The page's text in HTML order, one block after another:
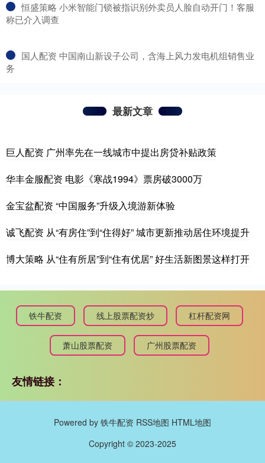
​恒盛策略 小米智能门锁被指识别外卖员人脸自动开门！客服
称已介入调查
​国人配资 中国南山新设子公司，含海上风力发电机组销售业
务
最新文章
巨人配资 广州率先在一线城市中提出房贷补贴政策
华丰金服配资 电影《寒战1994》票房破3000万
金宝盆配资 “中国服务”升级入境游新体验
诚飞配资 从“有房住”到“住得好” 城市更新推动居住环境提升
博大策略 从“住有所居”到“住有优居” 好生活新图景这样打开
铁牛配资 线上股票配资炒 杠杆配资网
萧山股票配资 广州股票配资
友情链接：
Powered by 铁牛配资 RSS地图 HTML地图
Copyright © 2023-2025